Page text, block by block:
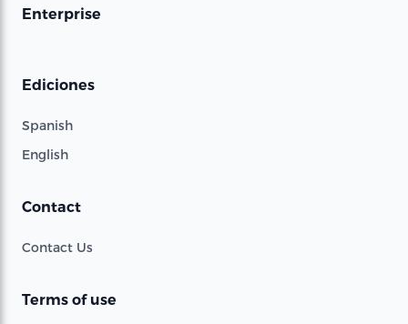
Enterprise
Ediciones
Spanish
English
Contact
Contact Us
Terms of use